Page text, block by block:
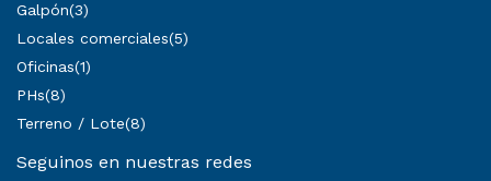
Galpón(3)
Locales comerciales(5)
Oficinas(1)
PHs(8)
Terreno / Lote(8)
Seguinos en nuestras redes